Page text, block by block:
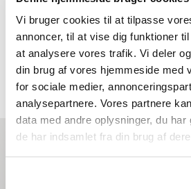
Vi bruger cookies til at tilpasse
annoncer, til at vise dig funktioner
at analysere vores trafik. Vi deler
din brug af vores hjemmeside med
for sociale medier,
analysepartnere. Vores partnere
data med andre oplysninger, du har
de har indsamlet fra din brug af
1 2
Bliv